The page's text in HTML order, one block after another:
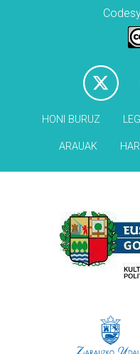
HONI BURUZ
ARAUAK